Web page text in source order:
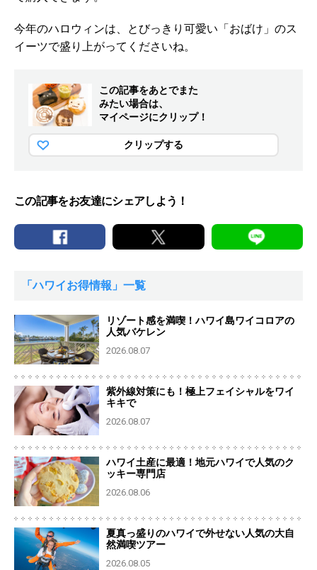
今年のハロウィンは、とびっきり可愛い「おばけ」のス
イーツで盛り上がってくださいね。
この記事をあとでまた
みたい場合は、
マイページにクリップ！
クリップする
この記事をお友達にシェアしよう！
「ハワイお得情報」一覧
リゾート感を満喫！ハワイ島ワイコロアの
人気バケレン
2026.08.07
紫外線対策にも！極上フェイシャルをワイ
キキで
2026.08.07
ハワイ土産に最適！地元ハワイで人気のク
ッキー専門店
2026.08.06
夏真っ盛りのハワイで外せない人気の大自
然満喫ツアー
2026.08.05